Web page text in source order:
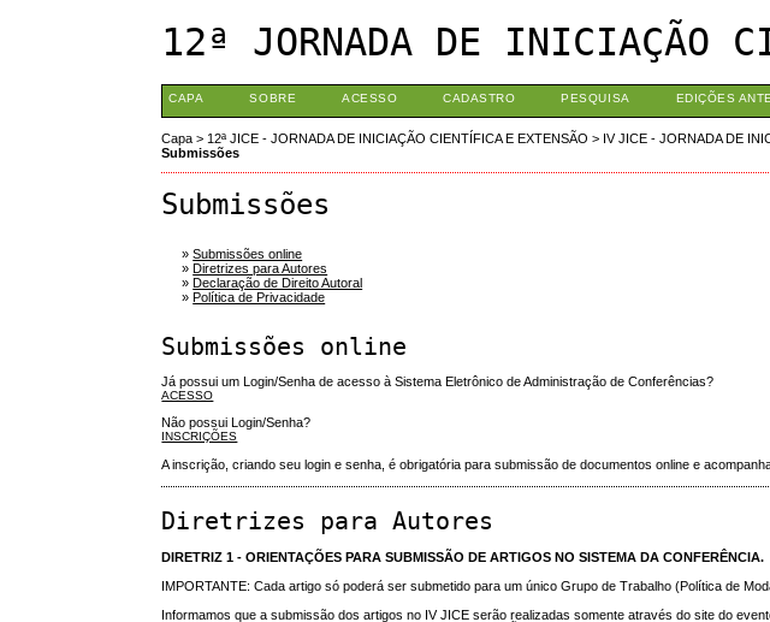
12ª JORNADA DE INICIAÇÃO
CAPA SOBRE ACESSO CADASTRO PESQUISA EDIÇÕES
Capa > 12ª JICE - JORNADA DE INICIAÇÃO CIENTÍFICA E EXTENSÃO > IV JICE - JORNADA DE
Submissões
Submissões
»Submissões online
»Diretrizes para Autores
»Declaração de Direito Autoral
»Política de Privacidade
Submissões online
Já possui um Login/Senha de acesso à Sistema Eletrônico de Administração de Conferências?
ACESSO
Não possui Login/Senha?
INSCRIÇÕES
A inscrição, criando seu login e senha, é obrigatória para submissão de documentos online e
Diretrizes para Autores
DIRETRIZ 1 -ORIENTAÇÕES PARA SUBMISSÃO DE ARTIGOS NO SISTEMA DA CONFERÊNCIA.
IMPORTANTE: Cada artigo só poderá ser submetido para um único Grupo de Trabalho (Política de
Informamos que a submissão dos artigos no IV JICE serão realizadas somente através do site do